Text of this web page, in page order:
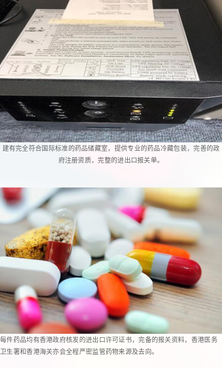
建有完全符合国际标准的药品储藏室，提供专业的药品冷藏包装，完善的政
府注册资质，完整的进出口报关单。
每件药品均有香港政府核发的进出口许可证书，完备的报关资料，香港医务
卫生署和香港海关亦会全程严密监管药物来源及去向。